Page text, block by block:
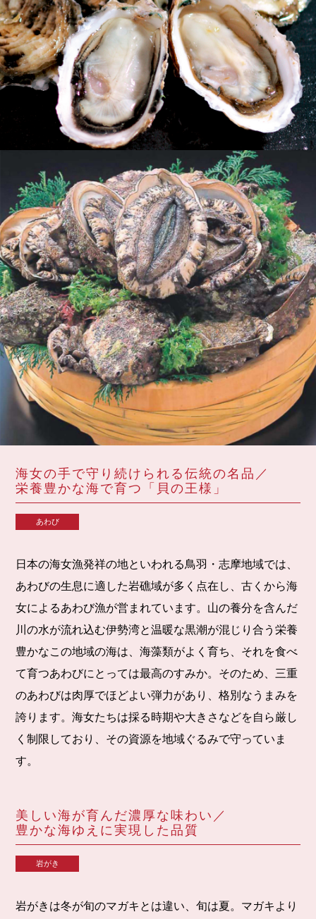
海女の手で守り続けられる伝統の名品／
栄養豊かな海で育つ「貝の王様」
あわび
日本の海女漁発祥の地といわれる鳥羽・志摩地域では、
あわびの生息に適した岩礁域が多く点在し、古くから海
女によるあわび漁が営まれています。山の養分を含んだ
川の水が流れ込む伊勢湾と温暖な黒潮が混じり合う栄養
豊かなこの地域の海は、海藻類がよく育ち、それを食べ
て育つあわびにとっては最高のすみか。そのため、三重
のあわびは肉厚でほどよい弾力があり、格別なうまみを
誇ります。海女たちは採る時期や大きさなどを自ら厳し
く制限しており、その資源を地域ぐるみで守っていま
す。
美しい海が育んだ濃厚な味わい／
豊かな海ゆえに実現した品質
岩がき
岩がきは冬が旬のマガキとは違い、旬は夏。マガキより